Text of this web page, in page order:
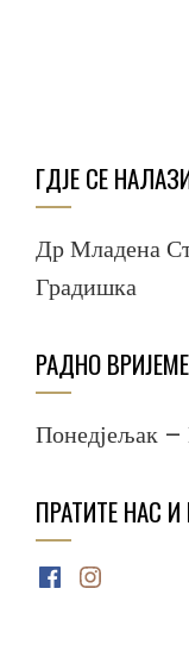
ГДЈЕ СЕ
Др Младена
Градишка
РАДНО ВРИЈЕМЕ
Понедјељак
ПРАТИТЕ НАС
Facebook
Instagram